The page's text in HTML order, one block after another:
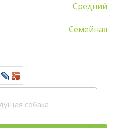
Средний
Семейная
собака